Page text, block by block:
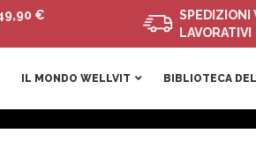
SPEDIZIONI VELOCI
LAVORATIVI
IL MONDO WELLVIT BIBLIOTECA